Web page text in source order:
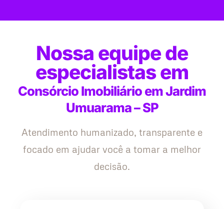
Nossa equipe de
especialistas em
Consórcio Imobiliário em Jardim
Umuarama – SP
Atendimento humanizado, transparente e
focado em ajudar você a tomar a melhor
decisão.